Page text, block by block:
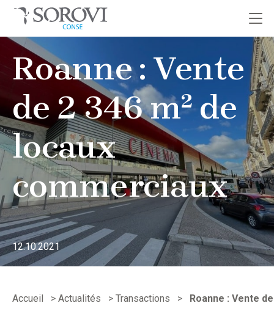
Passer
contenu
Roanne : Vente
de 2 346 m² de
locaux
commerciaux
12.10.2021
Accueil > Actualités > Transactions > Roanne : Vente